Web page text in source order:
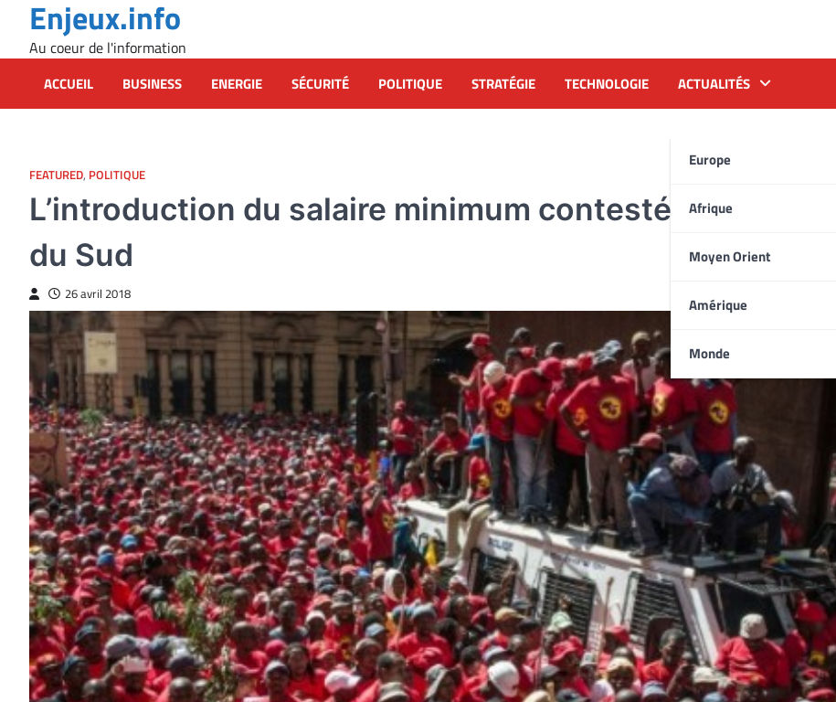
content
Enjeux.info
Au coeur de l'information
ACCUEIL BUSINESS ENERGIE SÉCURITÉ POLITIQUE STRATÉGIE TECHNOLOGIE ACTUALITÉS
Europe
Afrique
Moyen Orient
Amérique
Monde
FEATURED, POLITIQUE
L’introduction du salaire minimum contestée en Afrique
du Sud
26 avril 2018